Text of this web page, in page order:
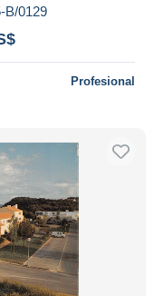
B/0129
Profesional